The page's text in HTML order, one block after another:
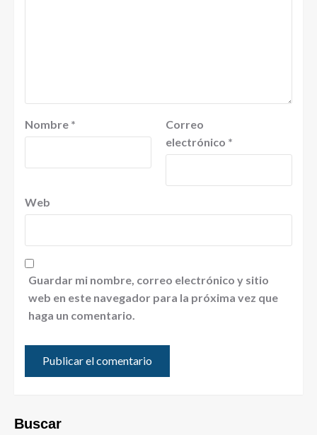
Nombre *
Correo
electrónico *
Web
Guardar mi nombre, correo electrónico y sitio
web en este navegador para la próxima vez que
haga un comentario.
Buscar